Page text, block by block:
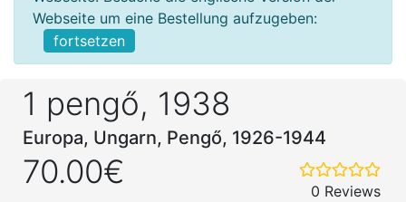
Webseite um eine Bestellung aufzugeben:
fortsetzen
1 pengő, 1938
Europa, Ungarn, Pengő, 1926-1944
70.00€
0 Reviews